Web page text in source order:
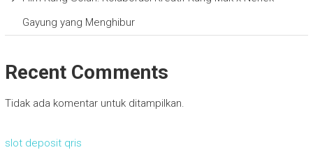
Gayung yang Menghibur
Recent Comments
Tidak ada komentar untuk ditampilkan.
slot deposit qris